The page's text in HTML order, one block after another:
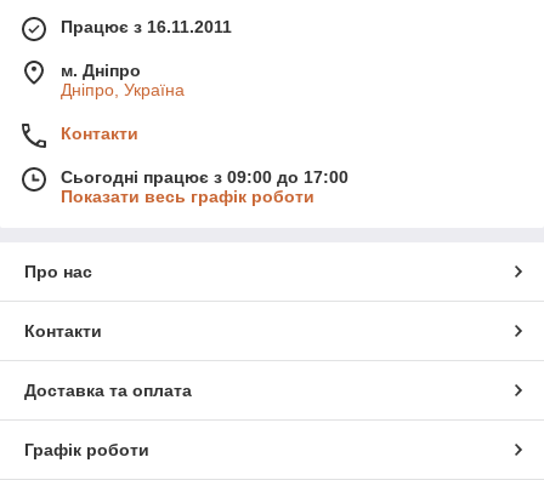
Працює з 16.11.2011
м. Дніпро
Дніпро, Україна
Контакти
Сьогодні працює з 09:00 до 17:00
Показати весь графік роботи
Про нас
Контакти
Доставка та оплата
Графік роботи